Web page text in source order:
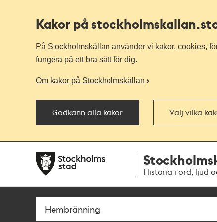
Kakor på stockholmskallan
På Stockholmskällan använder vi kakor, cookies,
fungera på ett bra sätt för dig.
Om kakor på Stockholmskällan
Godkänn alla kakor Välj vilka
navigationen
huvudinnehållet
Historia i ord, ljud
Sök